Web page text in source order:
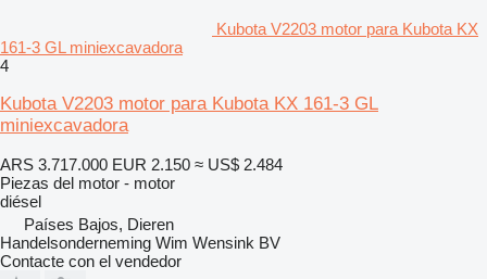
Kubota V2203 motor para Kubota KX
161-3 GL miniexcavadora
4
Kubota V2203 motor para Kubota KX 161-3 GL
miniexcavadora
ARS 3.717.000 EUR 2.150 ≈ US$ 2.484
Piezas del motor - motor
diésel
Países Bajos, Dieren
Handelsonderneming Wim Wensink BV
Contacte con el vendedor